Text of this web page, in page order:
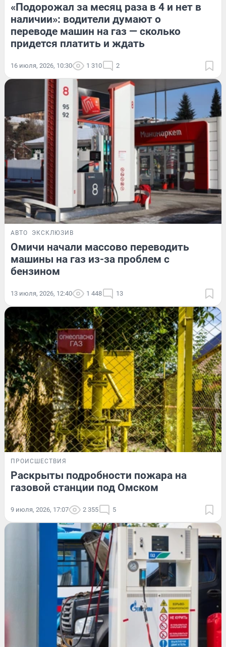
«Подорожал за месяц раза в 4 и нет в
наличии»: водители думают о
переводе машин на газ — сколько
придется платить и ждать
16 июля, 2026, 10:30 1 310 2
АВТО ЭКСКЛЮЗИВ
Омичи начали массово переводить
машины на газ из-за проблем с
бензином
13 июля, 2026, 12:40 1 448 13
ПРОИСШЕСТВИЯ
Раскрыты подробности пожара на
газовой станции под Омском
9 июля, 2026, 17:07 2 355 5